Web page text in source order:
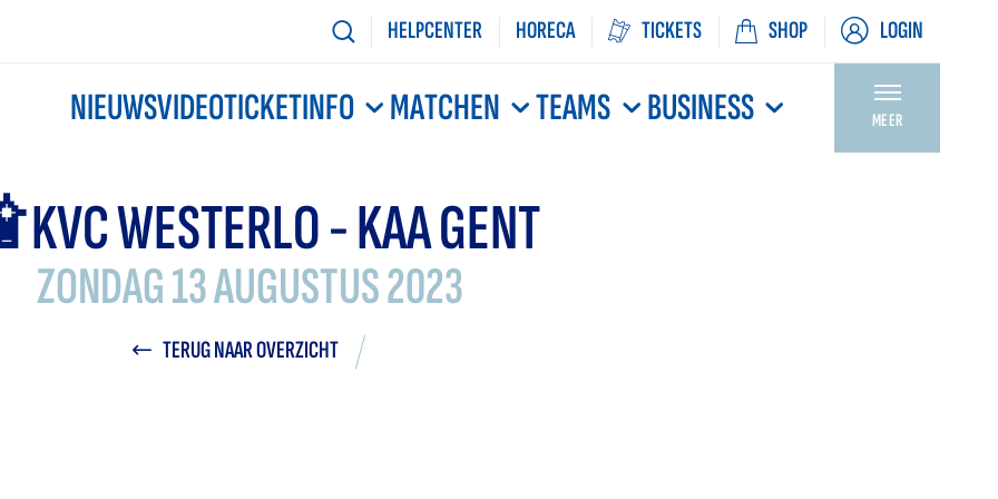
HELPCENTER HORECA TICKETS SHOP LOGIN
NIEUWSVIDEOTICKETINFO MATCHEN TEAMS BUSINESS MEER
WESTERLO - KAA GENT
ZONDAG 13 AUGUSTUS 2023
TERUG NAAR OVERZICHT